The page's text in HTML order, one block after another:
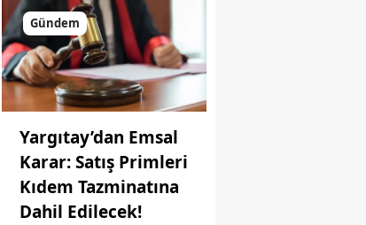
Gündem
Yargıtay’dan Emsal
Karar: Satış Primleri
Kıdem Tazminatına
Dahil Edilecek!